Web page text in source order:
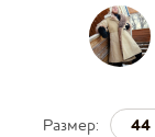
Размер: 44